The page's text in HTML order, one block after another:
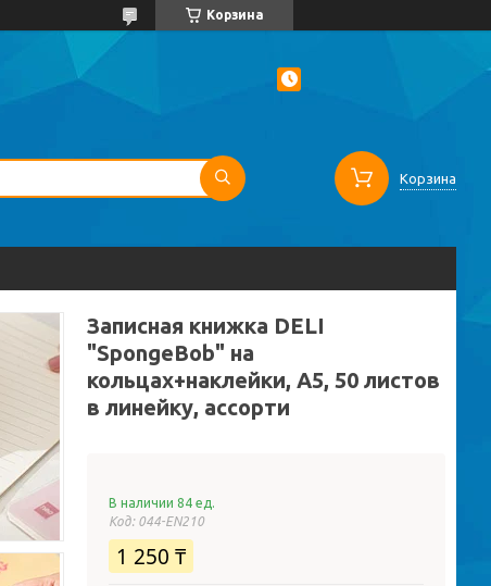
Корзина
Корзина
Записная книжка DELI
"SpongeBob" на
кольцах+наклейки, А5, 50 листов
в линейку, ассорти
В наличии 84 ед.
Код: 044-EN210
1 250 ₸